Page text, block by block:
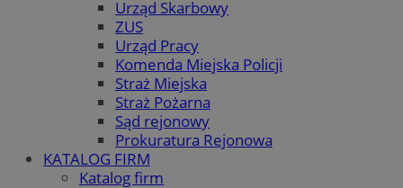
Urząd Skarbowy
ZUS
Urząd Pracy
Komenda Miejska Policji
Straż Miejska
Straż Pożarna
Sąd rejonowy
Prokuratura Rejonowa
KATALOG FIRM
Katalog firm